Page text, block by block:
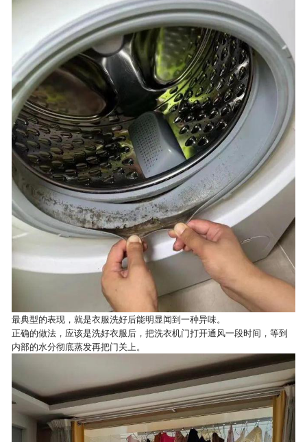
最典型的表现，就是衣服洗好后能明显闻到一种异味。
正确的做法，应该是洗好衣服后，把洗衣机门打开通风一段时间，等到
内部的水分彻底蒸发再把门关上。